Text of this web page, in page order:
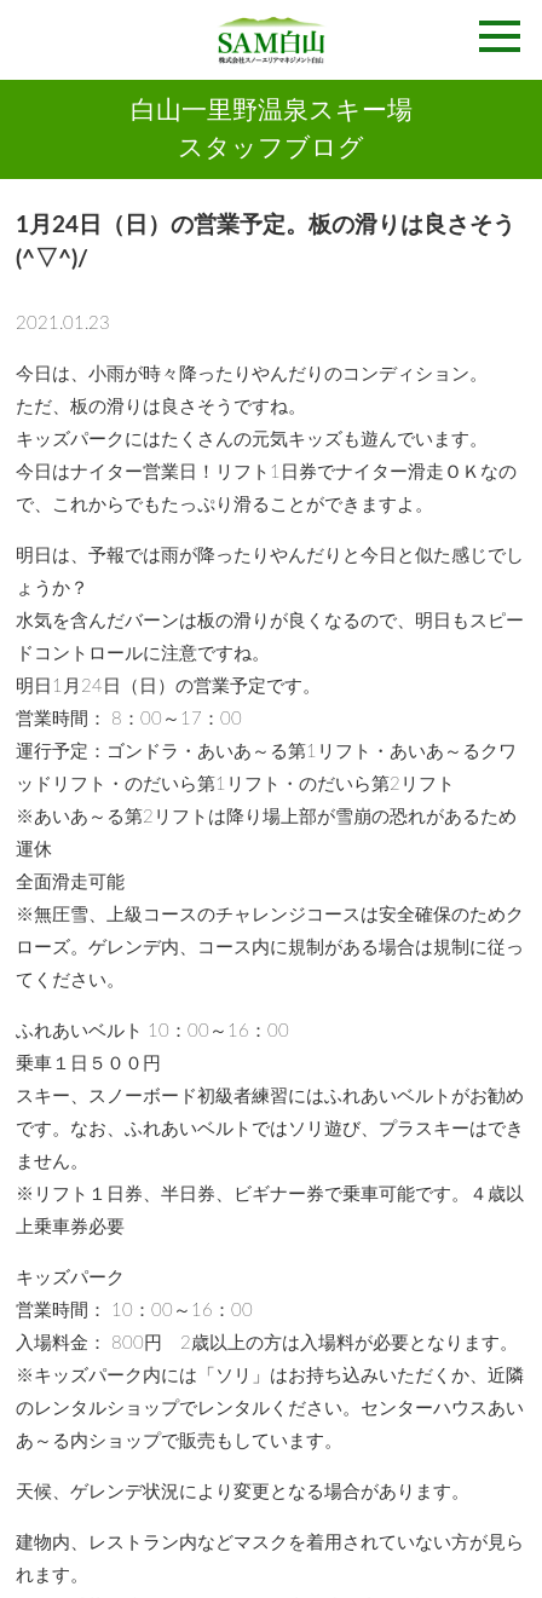
白山一里野温泉スキー場
スタッフブログ
1月24日（日）の営業予定。板の滑りは良さそう
(^▽^)/
2021.01.23
今日は、小雨が時々降ったりやんだりのコンディション。
ただ、板の滑りは良さそうですね。
キッズパークにはたくさんの元気キッズも遊んでいます。
今日はナイター営業日！リフト1日券でナイター滑走ＯＫなの
で、これからでもたっぷり滑ることができますよ。
明日は、予報では雨が降ったりやんだりと今日と似た感じでし
ょうか？
水気を含んだバーンは板の滑りが良くなるので、明日もスピー
ドコントロールに注意ですね。
明日1月24日（日）の営業予定です。
営業時間： 8：00～17：00
運行予定：ゴンドラ・あいあ～る第1リフト・あいあ～るクワ
ッドリフト・のだいら第1リフト・のだいら第2リフト
※あいあ～る第2リフトは降り場上部が雪崩の恐れがあるため
運休
全面滑走可能
※無圧雪、上級コースのチャレンジコースは安全確保のためク
ローズ。ゲレンデ内、コース内に規制がある場合は規制に従っ
てください。
ふれあいベルト 10：00～16：00
乗車１日５００円
スキー、スノーボード初級者練習にはふれあいベルトがお勧め
です。なお、ふれあいベルトではソリ遊び、プラスキーはでき
ません。
※リフト１日券、半日券、ビギナー券で乗車可能です。４歳以
上乗車券必要
キッズパーク
営業時間： 10：00～16：00
入場料金： 800円 2歳以上の方は入場料が必要となります。
※キッズパーク内には「ソリ」はお持ち込みいただくか、近隣
のレンタルショップでレンタルください。センターハウスあい
あ～る内ショップで販売もしています。
天候、ゲレンデ状況により変更となる場合があります。
建物内、レストラン内などマスクを着用されていない方が見ら
れます。